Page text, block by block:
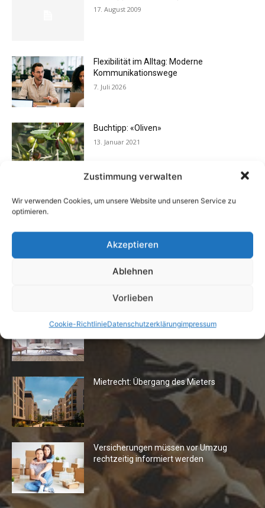
Zustimmung verwalten
Wir verwenden Cookies, um unsere Website und unseren Service zu
optimieren.
Akzeptieren
Ablehnen
Vorlieben
Cookie-RichtlinieDatenschutzerklärungimpressum
17. August 2009
Flexibilität im Alltag: Moderne
Kommunikationswege
7. Juli 2026
Buchtipp: «Oliven»
13. Januar 2021
Energieausweis
Wohnzimmer
Mietrecht: Übergang des Mieters
Versicherungen müssen vor Umzug
rechtzeitig informiert werden